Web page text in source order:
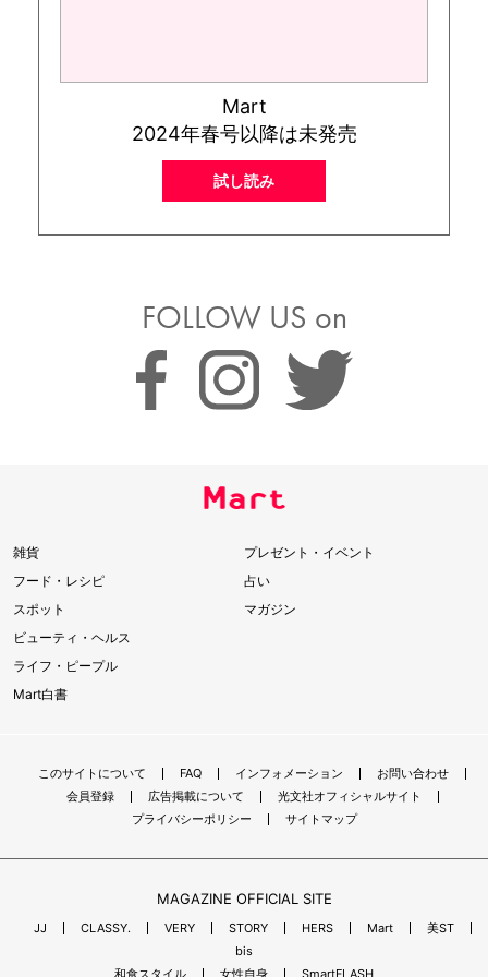
Mart
2024年春号以降は未発売
試し読み
FOLLOW US on
雑貨
フード・レシピ
スポット
ビューティ・ヘルス
ライフ・ピープル
Mart白書
プレゼント・イベント
占い
マガジン
このサイトについて FAQ インフォメーション
お問い合わせ
会員登録
広告掲載について
光文社オフィシャルサイト
プライバシーポリシー
サイトマップ
MAGAZINE OFFICIAL SITE
JJ CLASSY. VERY STORY HERS Mart
美ST
bis